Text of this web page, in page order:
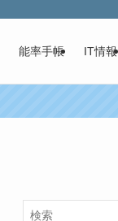
能率手帳 IT情報